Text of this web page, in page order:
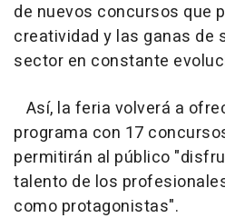
de nuevos concursos que
creatividad y las ganas de
sector en constante
Así, la feria volverá a
programa con 17
permitirán al público
talento de los
como protagonistas".